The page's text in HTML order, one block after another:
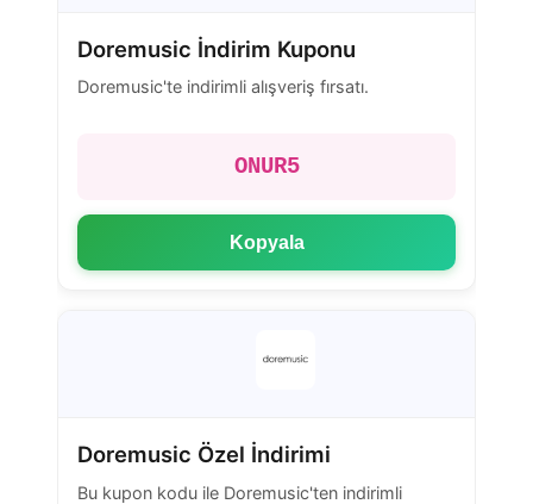
Doremusic İndirim Kuponu
Doremusic'te indirimli alışveriş fırsatı.
ONUR5
Kopyala
Doremusic Özel İndirimi
Bu kupon kodu ile Doremusic'ten indirimli